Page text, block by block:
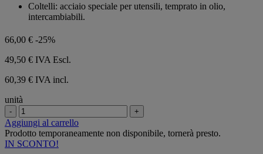
Coltelli: acciaio speciale per utensili, temprato in olio,
intercambiabili.
66,00 € -25%
49,50 € IVA Escl.
60,39 € IVA incl.
unità
- +
Aggiungi al carrello
Prodotto temporaneamente non disponibile, tornerà presto.
IN SCONTO!